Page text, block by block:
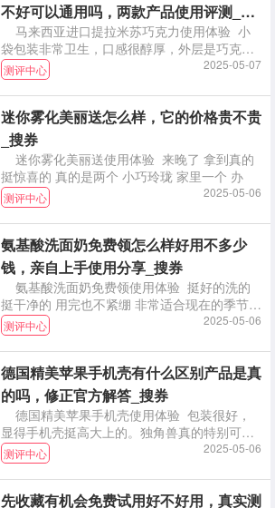
不好可以通用吗，两款产品使用评测_搜
马来西亚进口提拉米苏巧克力使用体验 小
袋包装非常卫生，口感很醇厚，外层是巧克力
里面是坚果，
测评中心 2025-05-07
迷你雾化美丽送怎么样，它的价格贵不贵
_搜券
迷你雾化美丽送使用体验 来晚了 拿到真的
挺惊喜的 真的是两个 小巧玲珑 家里一个 办
测评中心 2025-05-06
氨基酸洗面奶免费领怎么样好用不多少
钱，亲自上手使用分享_搜券
氨基酸洗面奶免费领使用体验 挺好的洗的
挺干净的 用完也不紧绷 非常适合现在的季节
推荐大家
测评中心 2025-05-06
德国精美苹果手机壳有什么区别产品是真
的吗，修正官方解答_搜券
德国精美苹果手机壳使用体验 包装很好，
显得手机壳挺高大上的。独角兽真的特别可
爱，女生应该都
测评中心 2025-05-06
先收藏有机会免费试用好不好用，真实测